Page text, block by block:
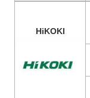
HiKOKI